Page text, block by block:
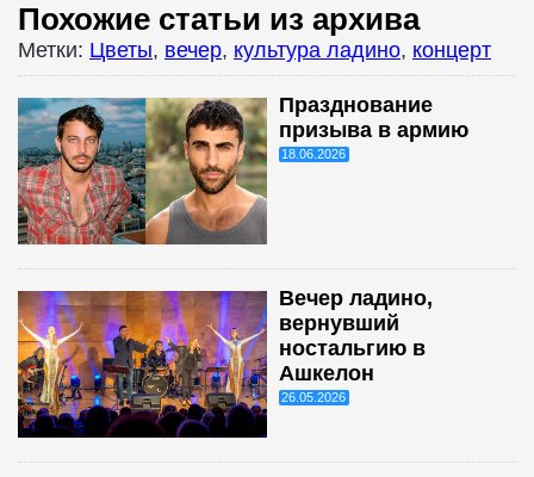
Похожие статьи из архива
Метки: Цветы, вечер, культура ладино, концерт
Празднование
призыва в армию
18.06.2026
Вечер ладино,
вернувший
ностальгию в
Ашкелон
26.05.2026